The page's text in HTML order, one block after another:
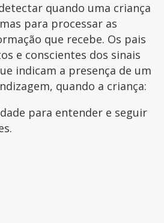
quando uma criança
para processar as
que recebe. Os pais
e conscientes dos sinais
indicam a presença de um
quando a criança:
para entender e seguir